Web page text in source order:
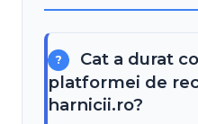
Cat a durat
platformei de
harnicii.ro?